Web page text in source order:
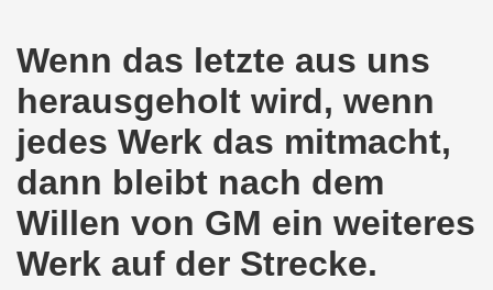
Wenn das letzte aus uns
herausgeholt wird, wenn
jedes Werk das mitmacht,
dann bleibt nach dem
Willen von GM ein weiteres
Werk auf der Strecke.
bleibt aktiv auch in Corona-Zeiten!
als Tag des Widerstands am 09.03.2020:
am 19.03.2020 zur Corona-Pandemie
mahnt am 09.03.2020 an Folgen von
Kampf (offener Brief von Frank Oettler aus Halle an